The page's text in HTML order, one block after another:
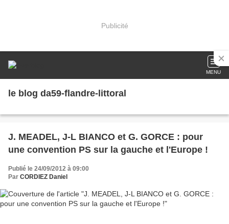
Publicité
MENU
le blog da59-flandre-littoral
J. MEADEL, J-L BIANCO et G. GORCE : pour
une convention PS sur la gauche et l'Europe !
Publié le 24/09/2012 à 09:00
Par CORDIEZ Daniel